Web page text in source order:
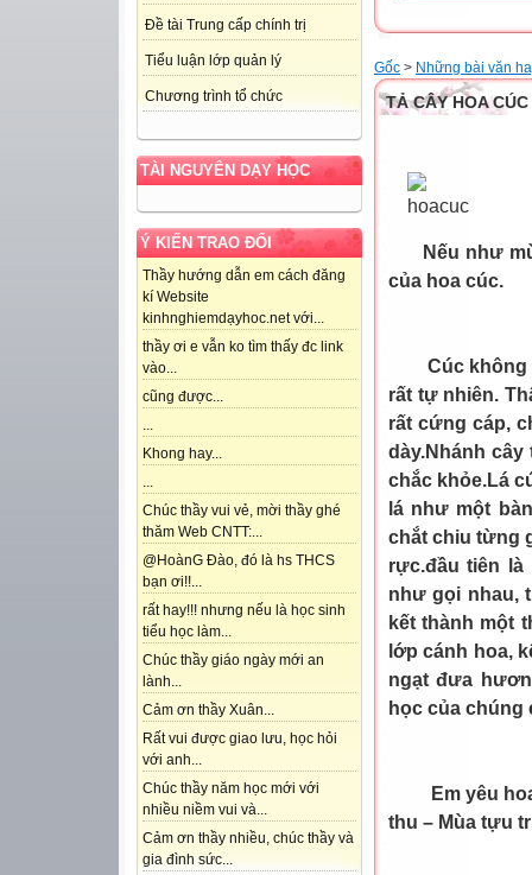
Đề tài Trung cấp chính trị
Tiểu luận lớp quản lý
Chương trình tổ chức
TÀI NGUYÊN DẠY HỌC
Ý KIẾN TRAO ĐỔI
Thầy hướng dẫn em cách đăng
kí Website
kinhnghiemdạyhoc.net với...
thầy ơi e vẫn ko tìm thấy đc link
vào...
cũng được...
...
Khong hay...
...
Chúc thầy vui vẻ, mời thầy ghé
thăm Web CNTT:...
@HoànG Đào, đó là hs THCS
bạn ơi!!...
rất hay!!! nhưng nếu là học sinh
tiểu học làm...
Chúc thầy giáo ngày mới an
lành...
Cảm ơn thầy Xuân...
Rất vui được giao lưu, học hỏi
với anh...
Chúc thầy năm học mới với
nhiều niềm vui và...
Cảm ơn thầy nhiều, chúc thầy và
gia đình sức...
Gốc > Những bài văn
TẢ CÂY HOA CÚC
Nếu như
của hoa cúc.
Cúc không
rất tự nhiên.
rất cứng cáp,
dày.Nhánh cây
chắc khỏe.Lá
lá như một
chắt chiu từng
rực.đầu tiên
như gọi nhau,
kết thành một
lớp cánh hoa,
ngạt đưa
học của chúng
Em yêu
thu – Mùa tựu